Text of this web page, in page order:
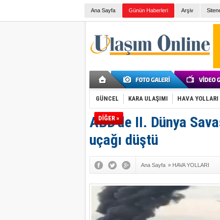
Ana Sayfa Günün Haberleri Arşiv
GÜNCEL KARA ULAŞIMI HAVA YOLLARI
DİĞER »
ABD'de II. Dünya
uçağı düştü
Ana Sayfa » HAVA YOLLARI